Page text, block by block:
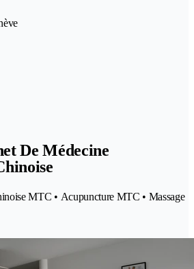
De Médecine
MTC • Acupuncture MTC • Massage